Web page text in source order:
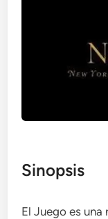
Sinopsis
El Juego es una